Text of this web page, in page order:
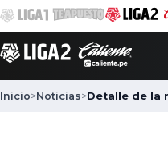
Inicio>Noticias>Detalle de la